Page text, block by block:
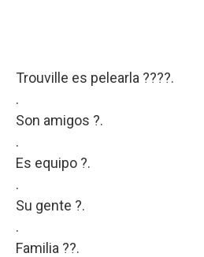
Trouville es pelearla ????.
.
Son amigos ?.
.
Es equipo ?.
.
Su gente ?.
.
Familia ??.